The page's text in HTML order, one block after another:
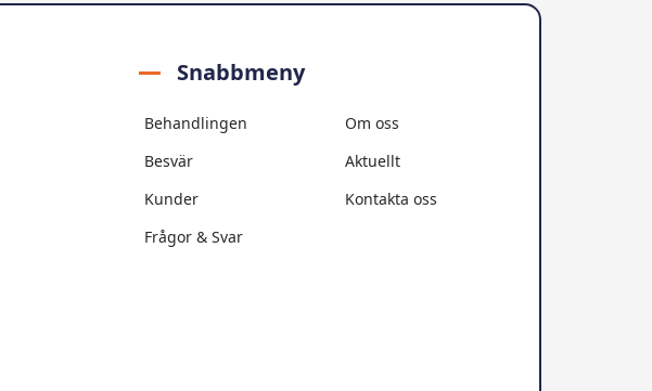
Snabbmeny
Behandlingen
Besvär
Kunder
Frågor & Svar
Om oss
Aktuellt
Kontakta oss